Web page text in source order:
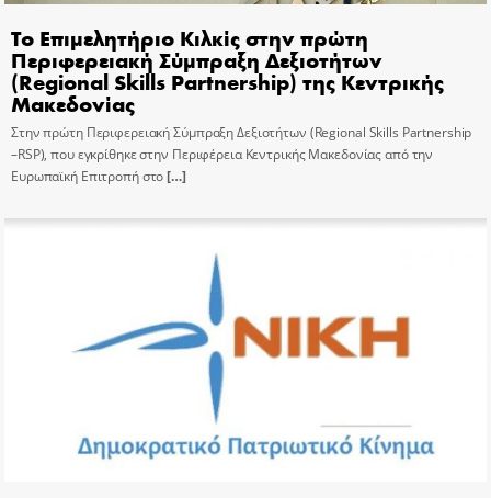
Το Επιμελητήριο Κιλκίς στην πρώτη
Περιφερειακή Σύμπραξη Δεξιοτήτων
(Regional Skills Partnership) της Κεντρικής
Μακεδονίας
Στην πρώτη Περιφερειακή Σύμπραξη Δεξιοτήτων (Regional Skills Partnership
–RSP), που εγκρίθηκε στην Περιφέρεια Κεντρικής Μακεδονίας από την
Ευρωπαϊκή Επιτροπή στο[…]